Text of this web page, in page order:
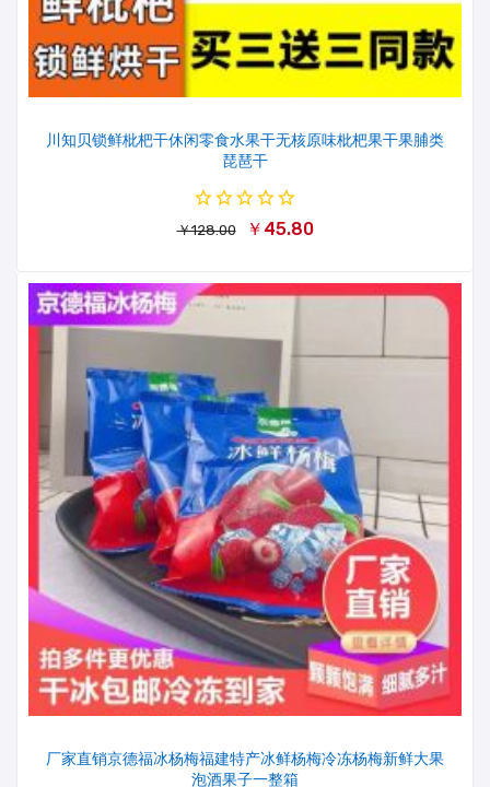
川知贝锁鲜枇杷干休闲零食水果干无核原味枇杷果干果脯类
琵琶干
￥128.00 ￥45.80
厂家直销京德福冰杨梅福建特产冰鲜杨梅冷冻杨梅新鲜大果
泡酒果子一整箱